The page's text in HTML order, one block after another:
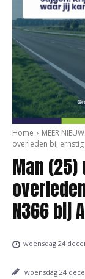
Home MEER
overleden bij
Man
N366 bij
woensdag 24
woensdag 24